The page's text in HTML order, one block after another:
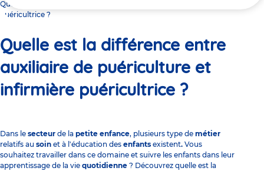
ici
Quelle est la différence entre auxiliaire de puériculture et infirmière
puéricultrice ?
Quelle est la différence entre
auxiliaire de puériculture et
infirmière puéricultrice ?
Dans le secteur de la petite enfance, plusieurs type de métier
relatifs au soin et à l'éducation des enfants existent. Vous
souhaitez travailler dans ce domaine et suivre les enfants dans leur
apprentissage de la vie quotidienne ? Découvrez quelle est la